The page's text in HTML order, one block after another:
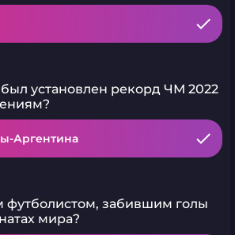
установлен рекорд ЧМ 2022
Аргентина
футболистом, забившим голы
мира?